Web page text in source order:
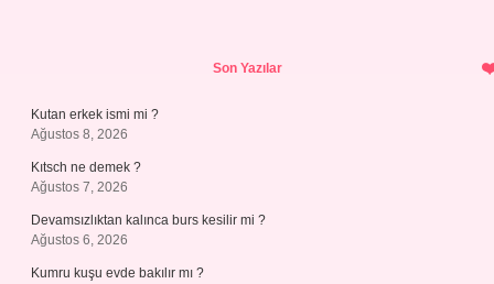
Son Yazılar
Kutan erkek ismi mi ?
Ağustos 8, 2026
Kıtsch ne demek ?
Ağustos 7, 2026
Devamsızlıktan kalınca burs kesilir mi ?
Ağustos 6, 2026
Kumru kuşu evde bakılır mı ?